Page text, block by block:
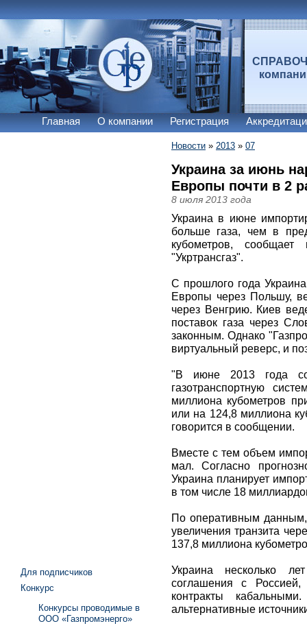
Главная О компании Регистрация
Новости » 2013 » 07
Украина за июнь
Европы почти в 2
8 июля 2013 года
Украина в июне
больше газа, чем в
кубометров, сообщает
"Укртрансгаз".
С прошлого года
Европы через Польшу,
через Венгрию. Киев
поставок газа через
законным. Однако
виртуальный реверс, и
"В июне 2013 года
газотранспортную
миллиона кубометров
или на 124,8 миллиона
говорится в сообщении.
Вместе с тем объем
мал. Согласно
Украина планирует
в том числе 18
По оперативным данным,
увеличения транзита
137,8 миллиона
Украина несколько
соглашения с
контракты
альтернативные
Для подписчиков
Конкурс
Конкурсы проводимые в
ООО «Газпромэнерго»